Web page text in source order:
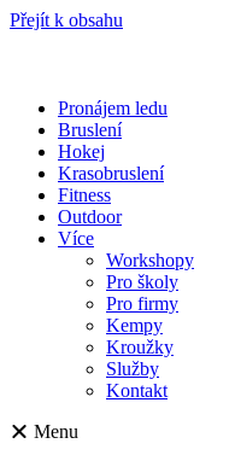
Přejít k obsahu
Pronájem ledu
Bruslení
Hokej
Krasobruslení
Fitness
Outdoor
Více
Workshopy
Pro školy
Pro firmy
Kempy
Kroužky
Služby
Kontakt
Menu